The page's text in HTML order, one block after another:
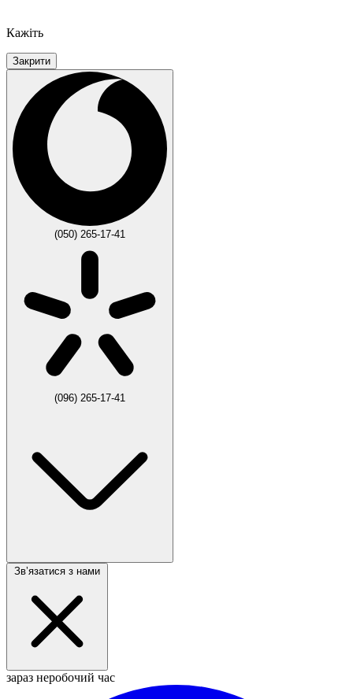
Кажіть
Закрити
(050) 265-17-41
(096) 265-17-41
Звʼязатися з нами
зараз неробочий час